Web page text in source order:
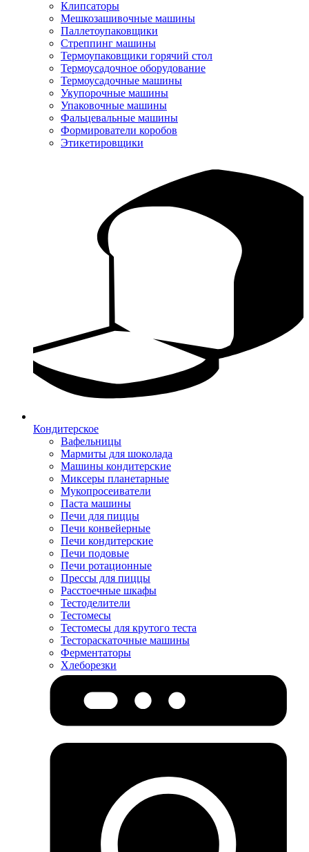
Клипсаторы
Мешкозашивочные машины
Паллетоупаковщики
Стреппинг машины
Термоупаковщики горячий стол
Термоусадочное оборудование
Термоусадочные машины
Укупорочные машины
Упаковочные машины
Фальцевальные машины
Формирователи коробов
Этикетировщики
Кондитерское
Вафельницы
Мармиты для шоколада
Машины кондитерские
Миксеры планетарные
Мукопросеиватели
Паста машины
Печи для пиццы
Печи конвейерные
Печи кондитерские
Печи подовые
Печи ротационные
Прессы для пиццы
Расстоечные шкафы
Тестоделители
Тестомесы
Тестомесы для крутого теста
Тестораскаточные машины
Ферментаторы
Хлеборезки